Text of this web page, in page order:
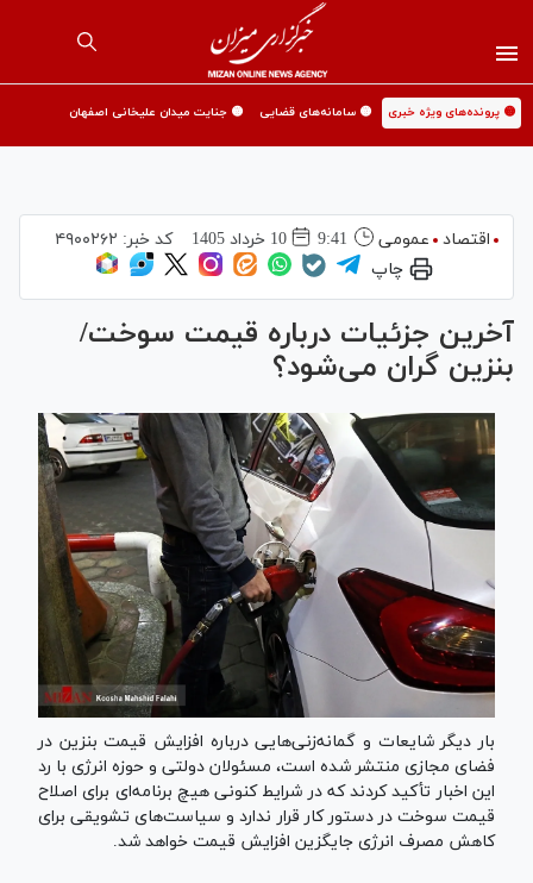
🟡 پرونده‌های ویژه خبری 🟡 سامانه‌های قضایی 🟡 جنایت میدان علیخانی اصفهان
اقتصاد عمومی 9:41 10 خرداد 1405 کد خبر: ۴۹۰۰۲۶۲
چاپ
آخرین جزئیات درباره قیمت سوخت/
بنزین گران می‌شود؟
بار دیگر شایعات و گمانه‌زنی‌هایی درباره افزایش قیمت بنزین در
فضای مجازی منتشر شده است، مسئولان دولتی و حوزه انرژی با رد
این اخبار تأکید کردند که در شرایط کنونی هیچ برنامه‌ای برای اصلاح
قیمت سوخت در دستور کار قرار ندارد و سیاست‌های تشویقی برای
کاهش مصرف انرژی جایگزین افزایش قیمت خواهد شد.